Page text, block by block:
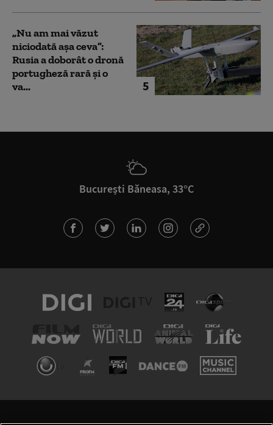
5
„Nu am mai văzut
niciodată așa ceva”:
Rusia a doborât o dronă
portugheză rară și o
va...
București Băneasa, 33°C